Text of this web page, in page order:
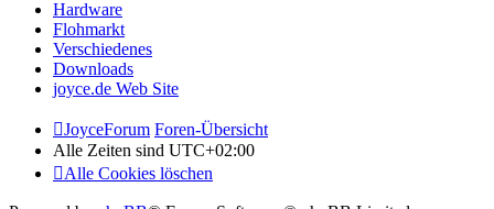
Hardware
Flohmarkt
Verschiedenes
Downloads
joyce.de Web Site
JoyceForum Foren-Übersicht
Alle Zeiten sind UTC+02:00
Alle Cookies löschen